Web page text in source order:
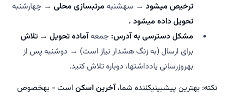
ترخیص میشود → سهشنبه مرتبسازی محلی → چهارشنبه
تحویل داده میشود .
مشکل دسترسی به آدرس: جمعهآماده تحویل → تلاش
برای ارسال (به زنگ هشدار نیاز است) → دوشنبه پس از
بهروزرسانی یادداشتها، دوباره تلاش کنید.
نکته: بهترین پیشبینیکننده شما،آخرین اسکن است - بهخصوص